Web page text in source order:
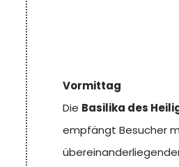
Zum Abendessen ein
historischen Zentrum.
Testo, ein warmes
Käse,Torello alla
Vormittag
Die Basilika des
empfängt Besucher